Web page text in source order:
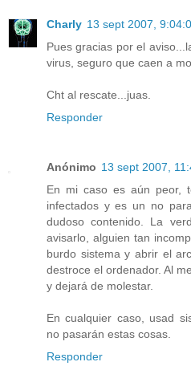
Charly 13 sept 2007,
Pues gracias por el
virus, seguro que caen a
Cht al rescate...juas.
Responder
Anónimo 13 sept 2007,
En mi caso es aún peor,
infectados y es un no
dudoso contenido. La
avisarlo, alguien tan
burdo sistema y abrir el
destroce el ordenador. Al
y dejará de molestar.
En cualquier caso, usad
no pasarán estas cosas.
Responder